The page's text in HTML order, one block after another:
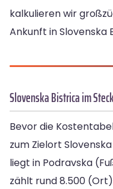
kalkulieren wir
Ankunft in Slovenska
Slovenska Bistrica im
Bevor die
zum Zielort
liegt in Podravska
zählt rund 8.500